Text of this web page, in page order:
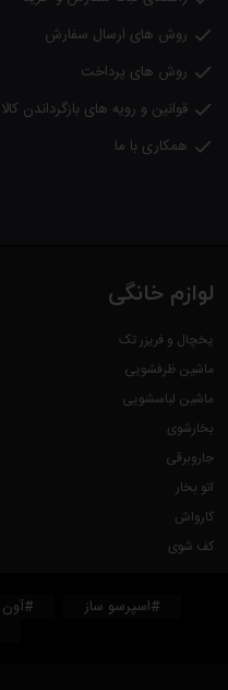
 روش های ارسال سفارش
 روش های پرداخت
 قوانین و رویه های بازگرداندن کالا
 همکاری با ما
لوازم خانگی
یخچال و فریزر تک
ماشین ظرفشویی
ماشین لباسشویی
بخارشوی
جاروبرقی
اتو بخار
کارواش
کف شوی
#اسپرسو ساز